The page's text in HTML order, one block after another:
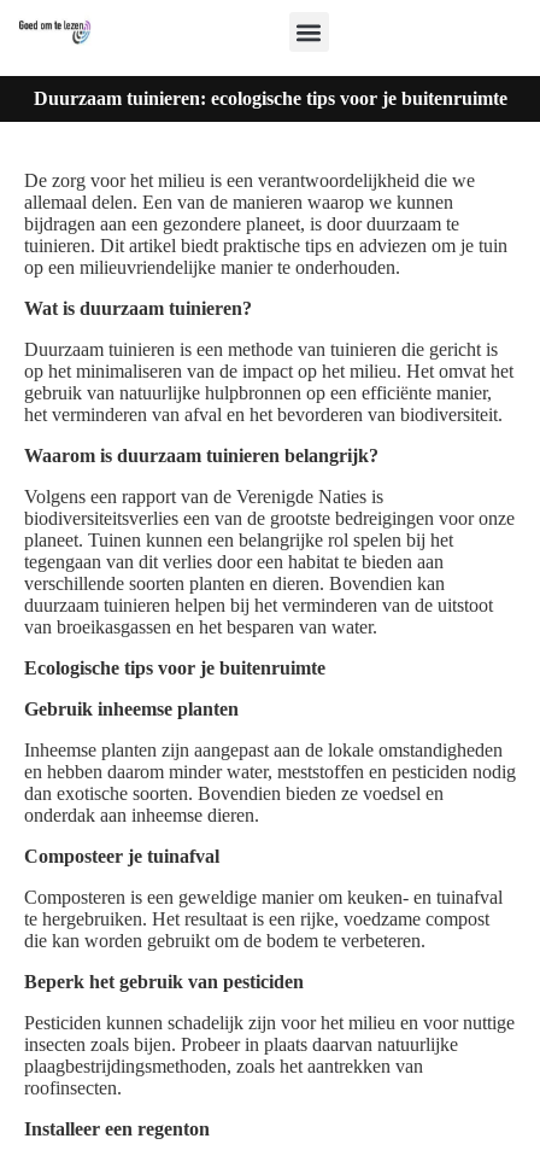
Duurzaam tuinieren: ecologische tips voor je buitenruimte
De zorg voor het milieu is een verantwoordelijkheid die we
allemaal delen. Een van de manieren waarop we kunnen
bijdragen aan een gezondere planeet, is door duurzaam te
tuinieren. Dit artikel biedt praktische tips en adviezen om je tuin
op een milieuvriendelijke manier te onderhouden.
Wat is duurzaam tuinieren?
Duurzaam tuinieren is een methode van tuinieren die gericht is
op het minimaliseren van de impact op het milieu. Het omvat het
gebruik van natuurlijke hulpbronnen op een efficiënte manier,
het verminderen van afval en het bevorderen van biodiversiteit.
Waarom is duurzaam tuinieren belangrijk?
Volgens een rapport van de Verenigde Naties is
biodiversiteitsverlies een van de grootste bedreigingen voor onze
planeet. Tuinen kunnen een belangrijke rol spelen bij het
tegengaan van dit verlies door een habitat te bieden aan
verschillende soorten planten en dieren. Bovendien kan
duurzaam tuinieren helpen bij het verminderen van de uitstoot
van broeikasgassen en het besparen van water.
Ecologische tips voor je buitenruimte
Gebruik inheemse planten
Inheemse planten zijn aangepast aan de lokale omstandigheden
en hebben daarom minder water, meststoffen en pesticiden nodig
dan exotische soorten. Bovendien bieden ze voedsel en
onderdak aan inheemse dieren.
Composteer je tuinafval
Composteren is een geweldige manier om keuken- en tuinafval
te hergebruiken. Het resultaat is een rijke, voedzame compost
die kan worden gebruikt om de bodem te verbeteren.
Beperk het gebruik van pesticiden
Pesticiden kunnen schadelijk zijn voor het milieu en voor nuttige
insecten zoals bijen. Probeer in plaats daarvan natuurlijke
plaagbestrijdingsmethoden, zoals het aantrekken van
roofinsecten.
Installeer een regenton